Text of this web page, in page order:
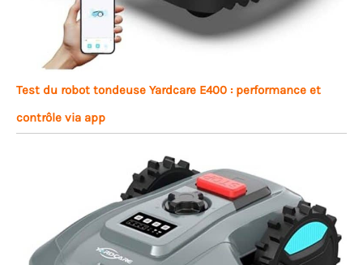
Test du robot tondeuse Yardcare E400 : performance et
contrôle via app